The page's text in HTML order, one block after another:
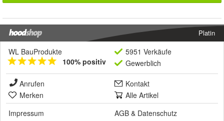
Platin
WL BauProdukte
100% positiv
5951 Verkäufe
Gewerblich
Anrufen
Kontakt
Merken
Alle Artikel
Impressum
AGB & Datenschutz